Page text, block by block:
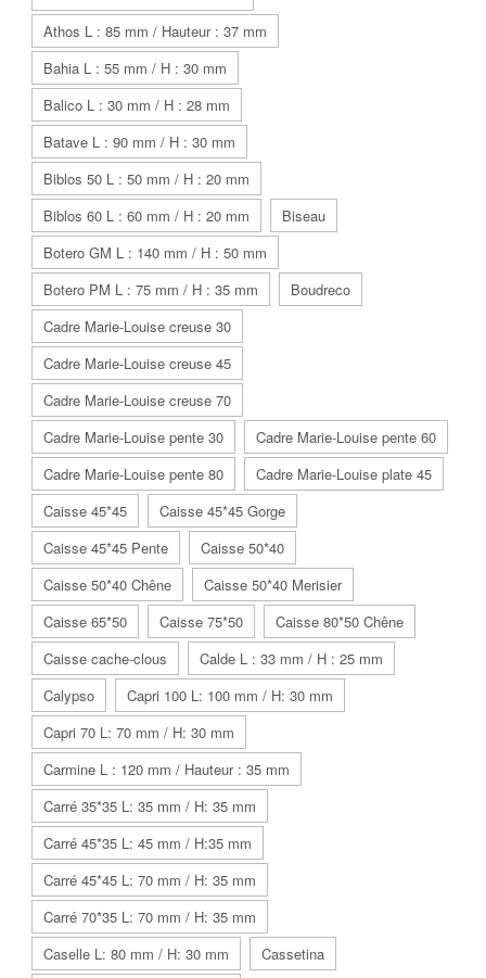
Athos L : 85 mm / Hauteur : 37 mm
Bahia L : 55 mm / H : 30 mm
Balico L : 30 mm / H : 28 mm
Batave L : 90 mm / H : 30 mm
Biblos 50 L : 50 mm / H : 20 mm
Biblos 60 L : 60 mm / H : 20 mm
Biseau
Botero GM L : 140 mm / H : 50 mm
Botero PM L : 75 mm / H : 35 mm
Boudreco
Cadre Marie-Louise creuse 30
Cadre Marie-Louise creuse 45
Cadre Marie-Louise creuse 70
Cadre Marie-Louise pente 30
Cadre Marie-Louise pente 60
Cadre Marie-Louise pente 80
Cadre Marie-Louise plate 45
Caisse 45*45
Caisse 45*45 Gorge
Caisse 45*45 Pente
Caisse 50*40
Caisse 50*40 Chêne
Caisse 50*40 Merisier
Caisse 65*50
Caisse 75*50
Caisse 80*50 Chêne
Caisse cache-clous
Calde L : 33 mm / H : 25 mm
Calypso
Capri 100 L: 100 mm / H: 30 mm
Capri 70 L: 70 mm / H: 30 mm
Carmine L : 120 mm / Hauteur : 35 mm
Carré 35*35 L: 35 mm / H: 35 mm
Carré 45*35 L: 45 mm / H:35 mm
Carré 45*45 L: 70 mm / H: 35 mm
Carré 70*35 L: 70 mm / H: 35 mm
Caselle L: 80 mm / H: 30 mm
Cassetina